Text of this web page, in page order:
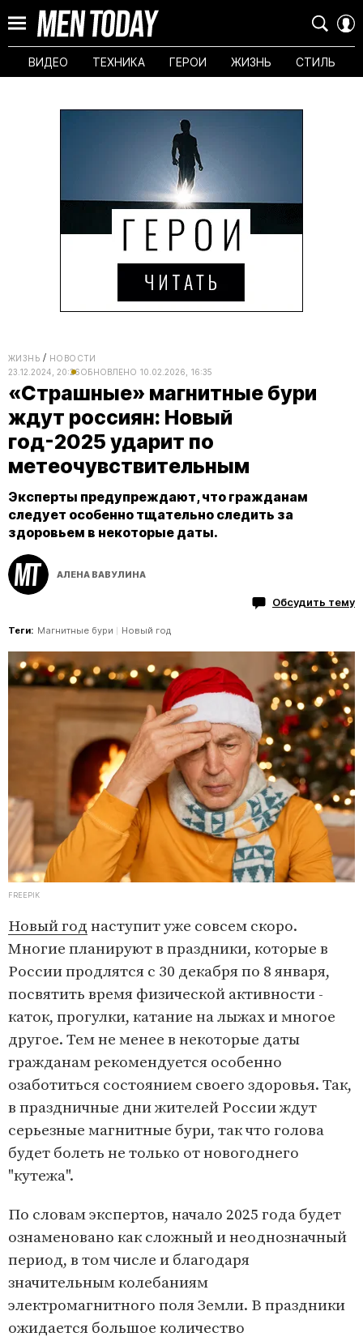
ВИДЕО ТЕХНИКА ГЕРОИ ЖИЗНЬ СТИЛЬ
ЖИЗНЬ
НОВОСТИ
23.12.2024, 20:26ОБНОВЛЕНО 10.02.2026, 16:35
«Страшные» магнитные бури
ждут россиян: Новый
год-2025 ударит по
метеочувствительным
Эксперты предупреждают, что гражданам
следует особенно тщательно следить за
здоровьем в некоторые даты.
АЛЕНА ВАВУЛИНА
Обсудить тему
Теги: Магнитные бури Новый год
FREEPIK
Новый год наступит уже совсем скоро.
Многие планируют в праздники, которые в
России продлятся с 30 декабря по 8 января,
посвятить время физической активности -
каток, прогулки, катание на лыжах и многое
другое. Тем не менее в некоторые даты
гражданам рекомендуется особенно
озаботиться состоянием своего здоровья. Так,
в праздничные дни жителей России ждут
серьезные магнитные бури, так что голова
будет болеть не только от новогоднего
"кутежа".
По словам экспертов, начало 2025 года будет
ознаменовано как сложный и неоднозначный
период, в том числе и благодаря
значительным колебаниям
электромагнитного поля Земли. В праздники
ожидается большое количество